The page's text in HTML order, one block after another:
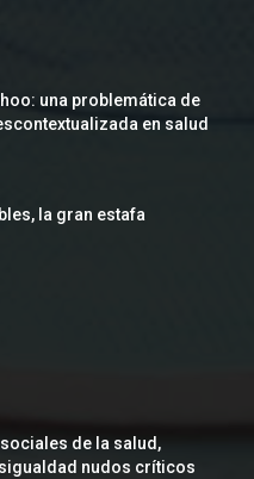
una problemática de
en salud
la gran estafa
de la salud,
nudos críticos